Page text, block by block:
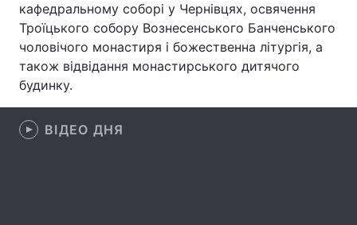
Головна Війна
Україна Політика
Економіка
Спорт
кафедральному соборі у Чернівцях, освячення
Троїцького собору Вознесенського Банченського
чоловічого монастиря і божественна літургія, а
також відвідання монастирського дитячого
будинку.
ВІДЕО ДНЯ